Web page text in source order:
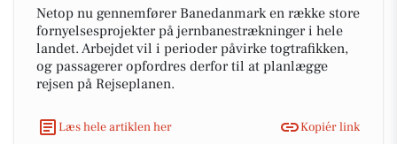
Netop nu gennemfører Banedanmark en række store
fornyelsesprojekter på jernbanestrækninger i hele
landet. Arbejdet vil i perioder påvirke togtrafikken,
og passagerer opfordres derfor til at planlægge
rejsen på Rejseplanen.
Læs hele artiklen her Kopiér link